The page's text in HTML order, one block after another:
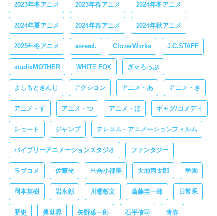
2023年冬アニメ 2023年春アニメ 2024年冬アニメ
2024年夏アニメ 2024年春アニメ 2024年秋アニメ
2025年冬アニメ asread. CloverWorks J.C.STAFF
studioMOTHER WHITE FOX ぎゃろっぷ
よしもときんじ アクション アニメ・あ アニメ・き
アニメ・す アニメ・つ アニメ・ほ ギャグ/コメディ
ショート ジャンプ テレコム・アニメーションフィルム
バイブリーアニメーションスタジオ ファンタジー
ラブコメ 佐藤光 出合小都美 大地丙太郎 学園
岡本英樹 岩永彰 川瀬敏文 斎藤圭一郎 日常系
歴史 異世界 矢野雄一郎 石平信司 青春